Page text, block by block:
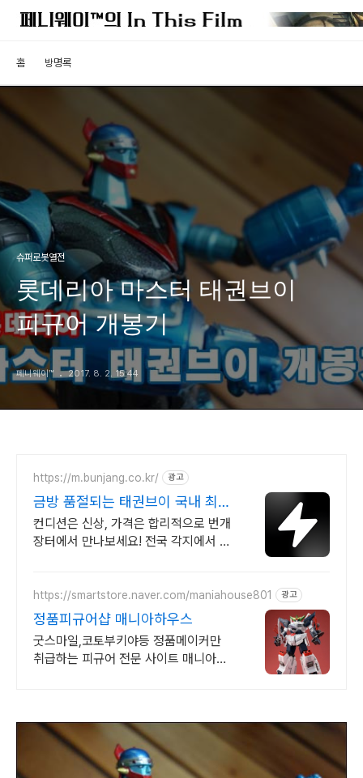
홈 방명록
슈퍼로봇열전
롯데리아 마스터 태권브이
피규어 개봉기
페니웨이™ 2017. 8. 2. 15:44
https://m.bunjang.co.kr/ 광고
금방 품절되는 태권브이 국내 최대
브랜드 중고거래
컨디션은 신상, 가격은 합리적으로 번개
장터에서 만나보세요! 전국 각지에서 올
https://smartstore.naver.com/maniahouse801 광고
정품피규어샵 매니아하우스
굿스마일,코토부키야등 정품메이커만
취급하는 피규어 전문 사이트 매니아하